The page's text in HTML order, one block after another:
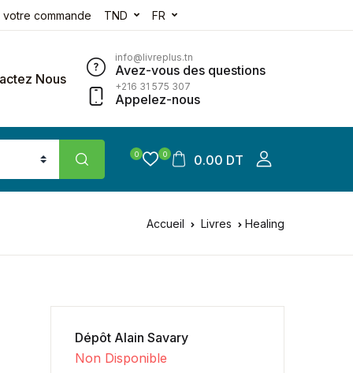
votre commande TND FR
Nous
info@livreplus.tn
Avez-vous des questions
+216 31 575 307
Appelez-nous
0 0 0.00 DT
Accueil Livres Healing
Dépôt Alain Savary
Non Disponible